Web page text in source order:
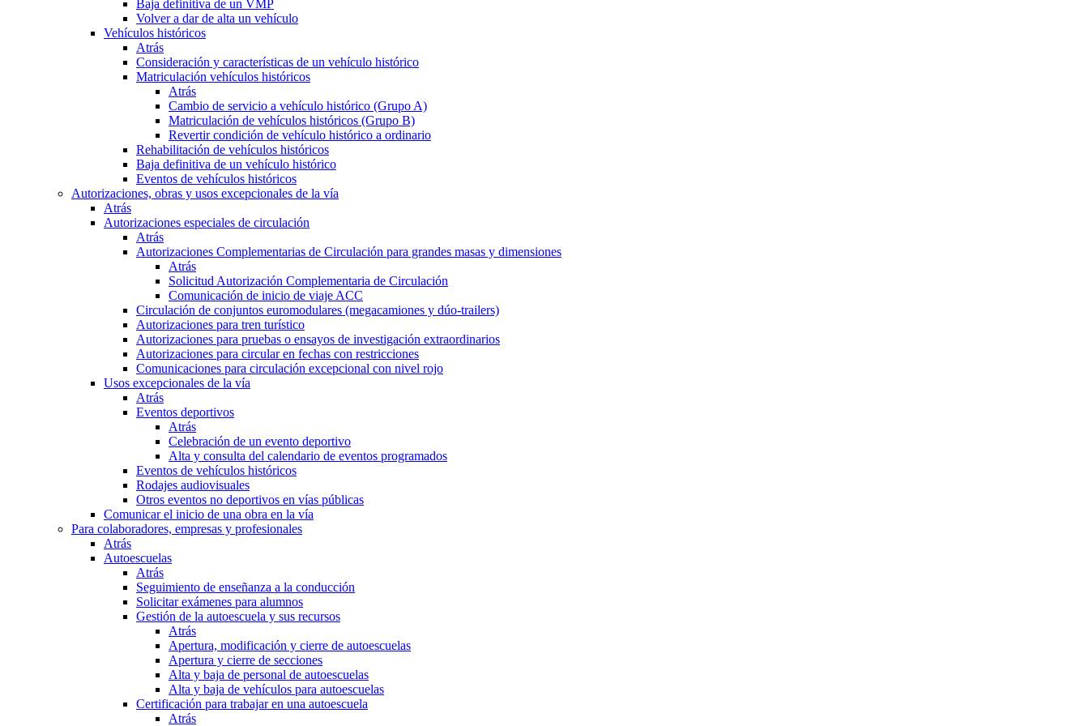
Baja definitiva de un VMP
Volver a dar de alta un vehículo
Vehículos históricos
Atrás
Consideración y características de un vehículo histórico
Matriculación vehículos históricos
Atrás
Cambio de servicio a vehículo histórico (Grupo A)
Matriculación de vehículos históricos (Grupo B)
Revertir condición de vehículo histórico a ordinario
Rehabilitación de vehículos históricos
Baja definitiva de un vehículo histórico
Eventos de vehículos históricos
Autorizaciones, obras y usos excepcionales de la vía
Atrás
Autorizaciones especiales de circulación
Atrás
Autorizaciones Complementarias de Circulación para grandes masas y dimensiones
Atrás
Solicitud Autorización Complementaria de Circulación
Comunicación de inicio de viaje ACC
Circulación de conjuntos euromodulares (megacamiones y dúo-trailers)
Autorizaciones para tren turístico
Autorizaciones para pruebas o ensayos de investigación extraordinarios
Autorizaciones para circular en fechas con restricciones
Comunicaciones para circulación excepcional con nivel rojo
Usos excepcionales de la vía
Atrás
Eventos deportivos
Atrás
Celebración de un evento deportivo
Alta y consulta del calendario de eventos programados
Eventos de vehículos históricos
Rodajes audiovisuales
Otros eventos no deportivos en vías públicas
Comunicar el inicio de una obra en la vía
Para colaboradores, empresas y profesionales
Atrás
Autoescuelas
Atrás
Seguimiento de enseñanza a la conducción
Solicitar exámenes para alumnos
Gestión de la autoescuela y sus recursos
Atrás
Apertura, modificación y cierre de autoescuelas
Apertura y cierre de secciones
Alta y baja de personal de autoescuelas
Alta y baja de vehículos para autoescuelas
Certificación para trabajar en una autoescuela
Atrás